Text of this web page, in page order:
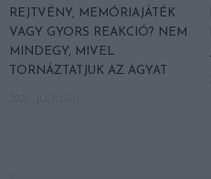
REJTVÉNY, MEMÓRIAJÁTÉK
VAGY GYORS REAKCIÓ? NEM
MINDEGY, MIVEL
TORNÁZTATJUK AZ AGYAT